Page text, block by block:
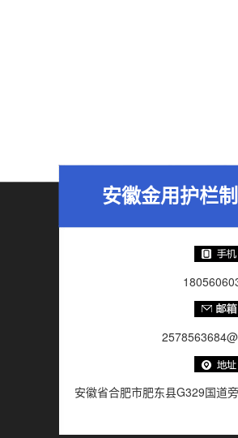
安徽金用护栏
安徽省合肥市肥东县G329国道